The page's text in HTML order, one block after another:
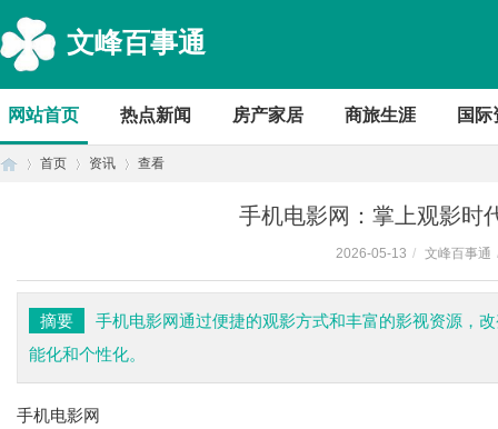
文峰百事通
网站首页 热点新闻 房产家居 商旅生涯 国际
首页 资讯 查看
手机电影网：掌上观影时
2026-05-13 / 文峰百事通
摘要
手机电影网通过便捷的观影方式和丰富的影视资源，
能化和个性化。
手机电影网